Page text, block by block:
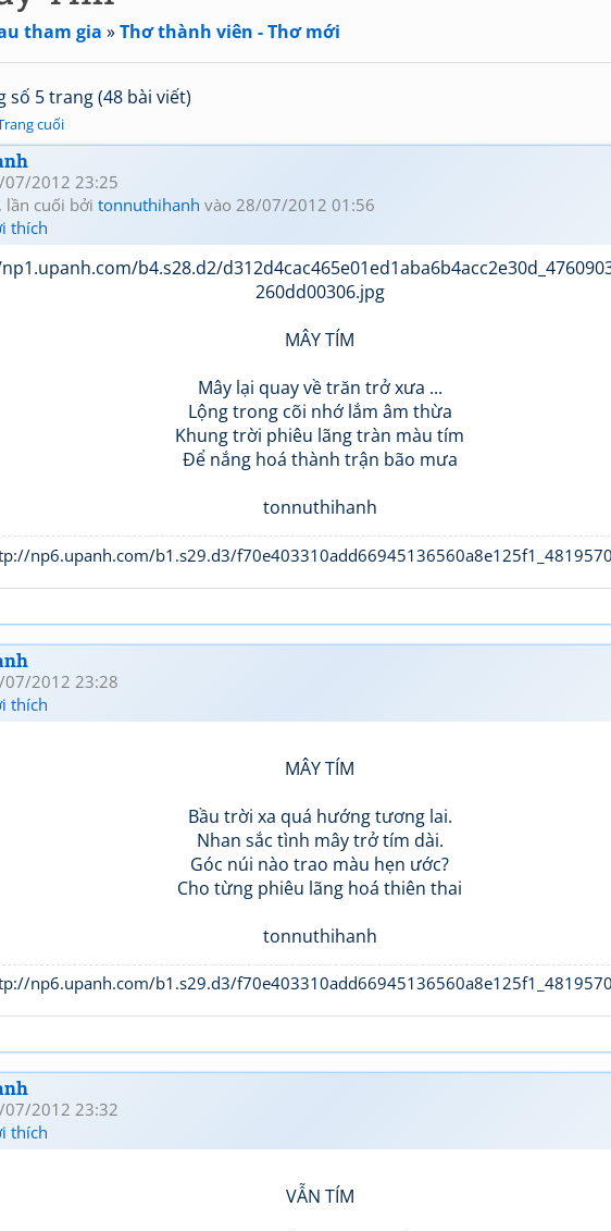
tham gia »Thơ thành viên - Thơ mới
số 5 trang (48 bài viết)
cuối
07/2012 23:25
lần cuối bởi tonnuthihanh vào 28/07/2012 01:56
thích
MÂY TÍM
Mây lại quay về trăn trở xưa ...
Lộng trong cõi nhớ lắm âm thừa
Khung trời phiêu lãng tràn màu tím
Để nắng hoá thành trận bão mưa
tonnuthihanh
07/2012 23:28
thích
MÂY TÍM
Bầu trời xa quá hướng tương lai.
Nhan sắc tình mây trở tím dài.
Góc núi nào trao màu hẹn ước?
Cho từng phiêu lãng hoá thiên thai
tonnuthihanh
07/2012 23:32
thích
VẪN TÍM